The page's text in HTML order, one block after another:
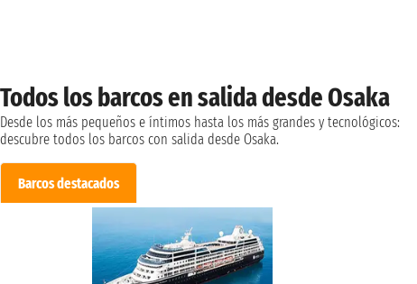
Todos los barcos en salida desde Osaka
Desde los más pequeños e íntimos hasta los más grandes y tecnológicos:
descubre todos los barcos con salida desde Osaka.
Barcos destacados